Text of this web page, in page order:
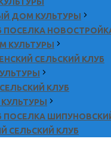
ДОМ КУЛЬТУРЫ
ПОСЕЛКА
КУЛЬТУРЫ
СЕЛЬСКИЙ КЛУБ
КЛУБ
ПОСЕЛКА
СЕЛЬСКИЙ КЛУБ